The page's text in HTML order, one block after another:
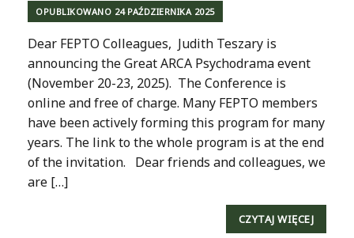
OPUBLIKOWANO 24 PAŹDZIERNIKA 2025
Dear FEPTO Colleagues, Judith Teszary is
announcing the Great ARCA Psychodrama event
(November 20-23, 2025). The Conference is
online and free of charge. Many FEPTO members
have been actively forming this program for many
years. The link to the whole program is at the end
of the invitation. Dear friends and colleagues, we
are […]
CZYTAJ WIĘCEJ